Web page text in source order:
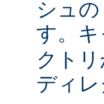
シュ
す。
クト
ディ